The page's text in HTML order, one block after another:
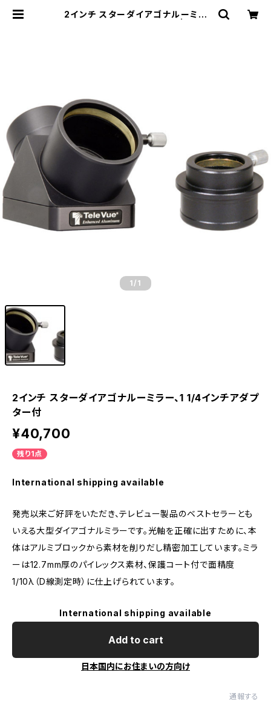
2インチ スターダイアゴナルーミラ
1 /1
2インチ スターダイアゴナルーミラー、1 1/4インチアダプ
ター付
¥40,700
残り1点
International shipping available
発売以来ご好評をいただき、テレビュー製品のベストセラーとも
いえる大型ダイアゴナルミラーです。光軸を正確に出すために、本
体はアルミブロックから素材を削りだし精密加工しています。ミラ
ーは12.7mm厚のパイレックス素材、保護コート付で面精度
1/10λ（D線測定時）に仕上げられています。
International shipping available
Add to cart
日本国内にお住まいの方向け
通報する